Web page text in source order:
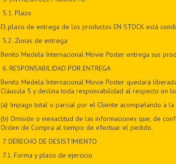
5.1. Plazo
El plazo de entrega de los productos EN STOCK está
5.2. Zonas de entrega
Benito Medela Internacional Movie Poster entrega sus
6. RESPONSABILIDAD POR ENTREGA
Benito Medela Internacional Movie Poster quedará
Cláusula 5 y declina toda responsabilidad al respecto en
(a) Impago total o parcial por el Cliente acompañando a
(b) Omisión o inexactitud de las informaciones que, de
Orden de Compra al tiempo de efectuar el pedido.
7. DERECHO DE DESISTIMIENTO
7.1. Forma y plazo de ejercicio